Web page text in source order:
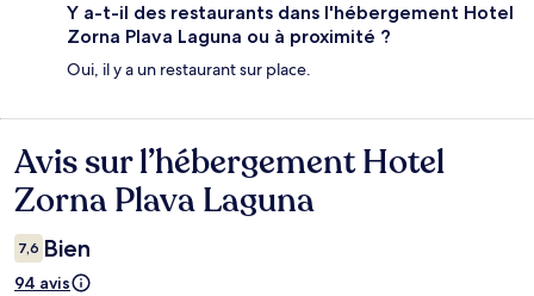
Y a-t-il des restaurants dans l'hébergement Hotel
Zorna Plava Laguna ou à proximité ?
Oui, il y a un restaurant sur place.
Avis
Avis sur l’hébergement Hotel
Zorna Plava Laguna
7,6 Bien
94 avis